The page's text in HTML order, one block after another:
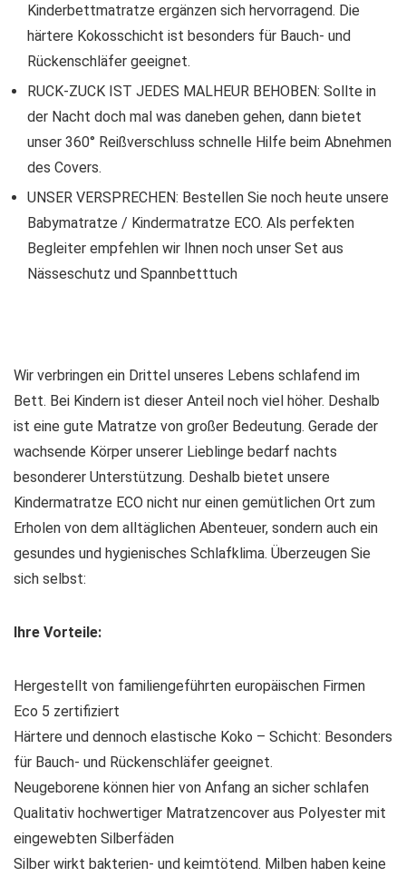
Kinderbettmatratze ergänzen sich hervorragend. Die
härtere Kokosschicht ist besonders für Bauch- und
Rückenschläfer geeignet.
RUCK-ZUCK IST JEDES MALHEUR BEHOBEN: Sollte in
der Nacht doch mal was daneben gehen, dann bietet
unser 360° Reißverschluss schnelle Hilfe beim Abnehmen
des Covers.
UNSER VERSPRECHEN: Bestellen Sie noch heute unsere
Babymatratze / Kindermatratze ECO. Als perfekten
Begleiter empfehlen wir Ihnen noch unser Set aus
Nässeschutz und Spannbetttuch
Wir verbringen ein Drittel unseres Lebens schlafend im
Bett. Bei Kindern ist dieser Anteil noch viel höher. Deshalb
ist eine gute Matratze von großer Bedeutung. Gerade der
wachsende Körper unserer Lieblinge bedarf nachts
besonderer Unterstützung. Deshalb bietet unsere
Kindermatratze ECO nicht nur einen gemütlichen Ort zum
Erholen von dem alltäglichen Abenteuer, sondern auch ein
gesundes und hygienisches Schlafklima. Überzeugen Sie
sich selbst:
Ihre Vorteile:
Hergestellt von familiengeführten europäischen Firmen
Eco 5 zertifiziert
Härtere und dennoch elastische Koko – Schicht: Besonders
für Bauch- und Rückenschläfer geeignet.
Neugeborene können hier von Anfang an sicher schlafen
Qualitativ hochwertiger Matratzencover aus Polyester mit
eingewebten Silberfäden
Silber wirkt bakterien- und keimtötend. Milben haben keine